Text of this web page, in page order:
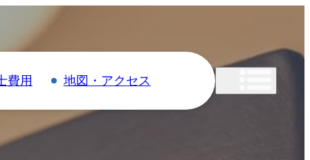
費用 地図・アクセス